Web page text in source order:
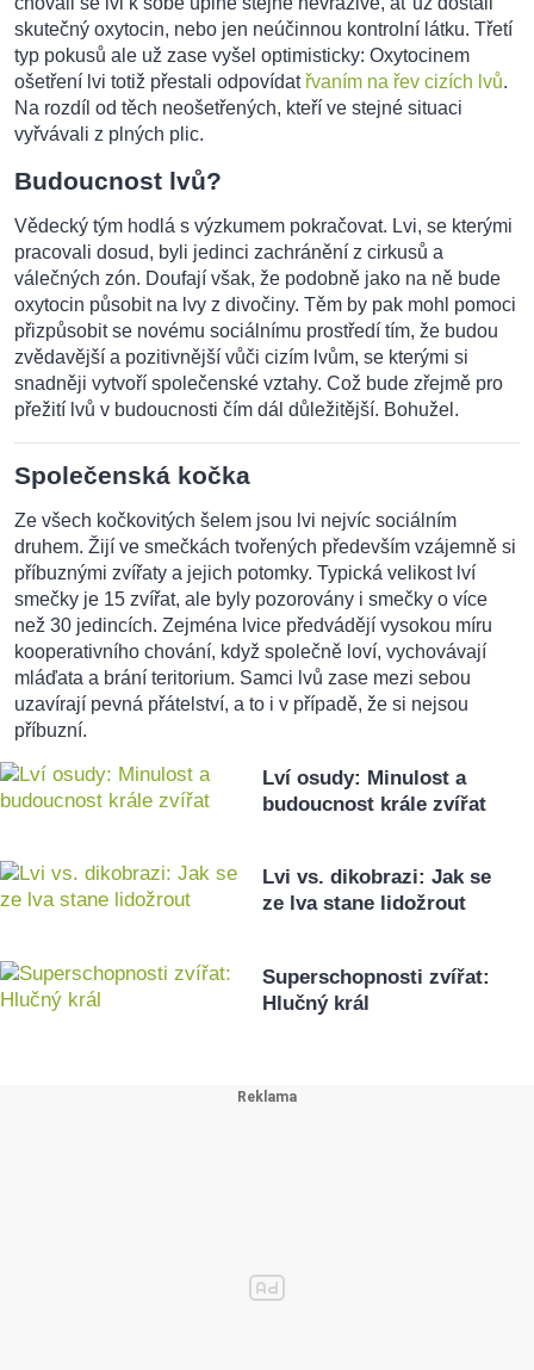
skutečný oxytocin, nebo jen neúčinnou kontrolní látku. Třetí
typ pokusů ale už zase vyšel optimisticky: Oxytocinem
ošetření lvi totiž přestali odpovídat řvaním na řev cizích lvů.
Na rozdíl od těch neošetřených, kteří ve stejné situaci
vyřvávali z plných plic.
Budoucnost lvů?
Vědecký tým hodlá s výzkumem pokračovat. Lvi, se kterými
pracovali dosud, byli jedinci zachránění z cirkusů a
válečných zón. Doufají však, že podobně jako na ně bude
oxytocin působit na lvy z divočiny. Těm by pak mohl pomoci
přizpůsobit se novému sociálnímu prostředí tím, že budou
zvědavější a pozitivnější vůči cizím lvům, se kterými si
snadněji vytvoří společenské vztahy. Což bude zřejmě pro
přežití lvů v budoucnosti čím dál důležitější. Bohužel.
Společenská kočka
Ze všech kočkovitých šelem jsou lvi nejvíc sociálním
druhem. Žijí ve smečkách tvořených především vzájemně si
příbuznými zvířaty a jejich potomky. Typická velikost lví
smečky je 15 zvířat, ale byly pozorovány i smečky o více
než 30 jedincích. Zejména lvice předvádějí vysokou míru
kooperativního chování, když společně loví, vychovávají
mláďata a brání teritorium. Samci lvů zase mezi sebou
uzavírají pevná přátelství, a to i v případě, že si nejsou
příbuzní.
Lví osudy: Minulost a
budoucnost krále zvířat
Lvi vs. dikobrazi: Jak se
ze lva stane lidožrout
Superschopnosti zvířat:
Hlučný král